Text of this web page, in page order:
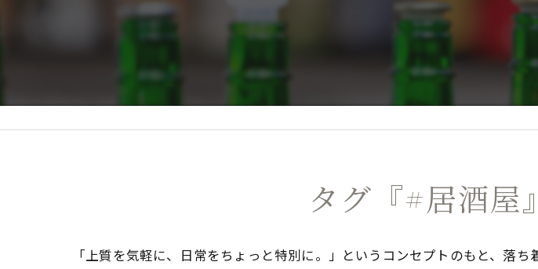
タグ『#居酒屋
「上質を気軽に、日常をちょっと特別に。」というコンセプトのもと、落